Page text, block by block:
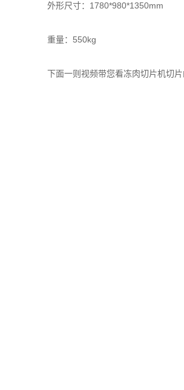
外形尺寸：1780*980*1350mm
重量：550kg
下面一则视频带您看冻肉切片机切片